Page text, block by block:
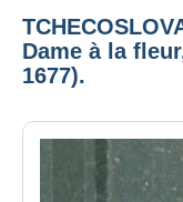
Dame à la
1677).